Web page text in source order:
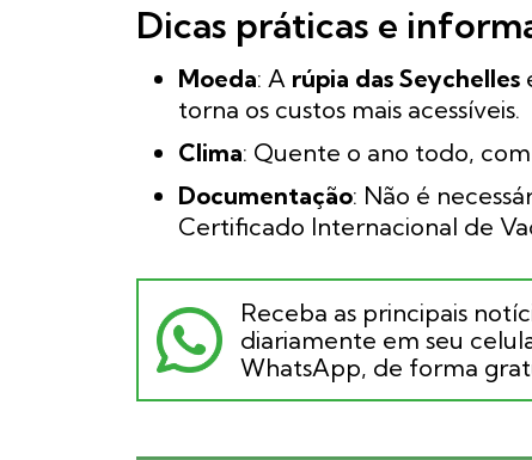
Dicas práticas e
Moeda: A rúpia das Seychelles
torna os custos mais acessíveis.
Clima: Quente o ano todo,
Documentação: Não é
Certificado Internacional de
Receba as principais
diariamente em seu
WhatsApp, de forma